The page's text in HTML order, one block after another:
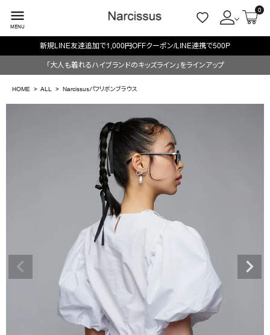
menu
MENU
0
ようこそ ゲスト 様
search
OUTLET
新規LINE友達追加で1,000円OFFクーポン/LINE連携で500P
「大人も着れるハイブランドのキッズライン」をラインアップ
HOME ALL Narcissusパフリボンブラウス